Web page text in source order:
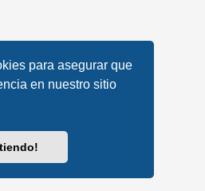
para asegurar que
en nuestro sitio